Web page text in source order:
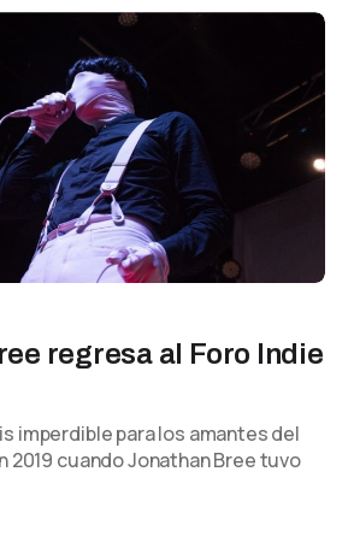
regresa al Foro Indie
imperdible para los amantes del
2019 cuando Jonathan Bree tuvo